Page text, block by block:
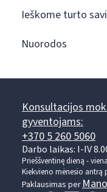
Ieškome turto
Nuorodos
Konsultacijos
gyventojams:
+370 5 260 5060
Darbo laikas: I-IV
Prieššventinę dieną -
Kiekvieno mėnesio antrą
Paklausimas per